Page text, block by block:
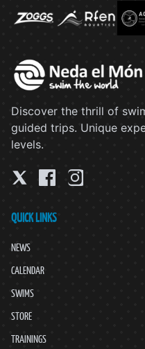
Discover the thrill of
guided trips. Unique
levels.
QUICK LINKS
NEWS
CALENDAR
SWIMS
STORE
TRAININGS